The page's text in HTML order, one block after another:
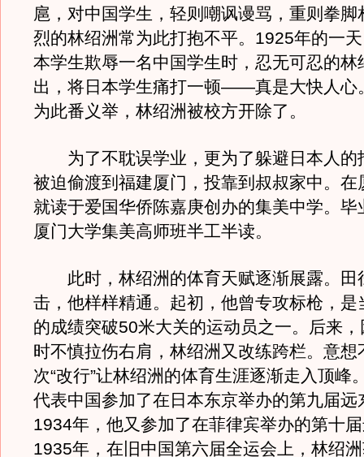
扈，对中国学生，轻则嘲讽谩骂，重则拳脚
烈的林绍洲常为此打抱不平。1925年的一
本学生欺辱一名中国学生时，忍无可忍的林
出，将日本学生痛打一顿——真是大快人心
为此番义举，林绍洲被校方开除了。
为了不耽误学业，更为了躲避日本人的
被迫偷渡到福建厦门，投靠到叔叔家中。在
就读于爱国华侨陈嘉庚创办的集美中学。毕
厦门大学集美高师班半工半读。
此时，林绍洲的体育天赋逐渐展露。田
击，他样样精通。起初，他曾专攻标枪，是
的成绩突破50米大关的运动员之一。后来
时不慎拉伤右肩，林绍洲又改练跨栏。意想
次“改行”让林绍洲的体育生涯逐渐走入顶峰
代表中国参加了在日本东京举办的第九届远
1934年，他又参加了在菲律宾举办的第十
1935年，在旧中国第六届全运会上，林绍